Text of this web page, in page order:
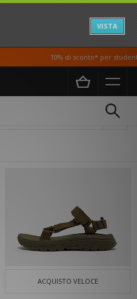
VISTA
10% di sconto* per
ACQUISTO VELOCE